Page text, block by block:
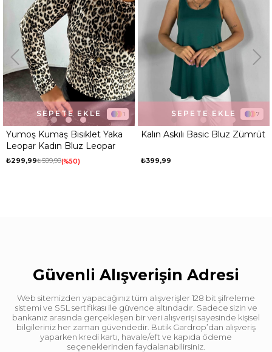
Kalın Askılı Basic Bluz Zümrüt
₺399,99
SEPETE EKLE
Premium Kalite Yarı Balıkçı
₺199,99
SEPETE EKLE
Güvenli Alışverişin Adresi
Web sitemizden yapacağınız tüm alışverişler 128 bit şifreleme
sistemi ve SSL sertifikası ile güvence altındadır. Sadece sizin ve
bankanız arasında gerçekleşen bir veri alışverişi sayesinde kişisel
bilgileriniz her zaman güvendedir. Butik Gardrop’dan alışveriş
yaparken kredi kartı, havale/eft ve kapıda ödeme
seçeneklerinden faydalanabilirsiniz.